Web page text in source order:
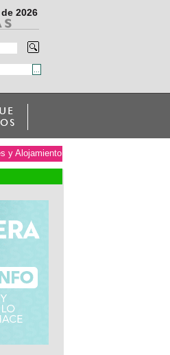
2026
y Alojamiento